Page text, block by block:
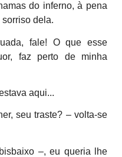
do inferno, à pena
dela.
fale! O que esse
faz perto de minha
aqui...
seu traste? – volta-se
–, eu queria lhe